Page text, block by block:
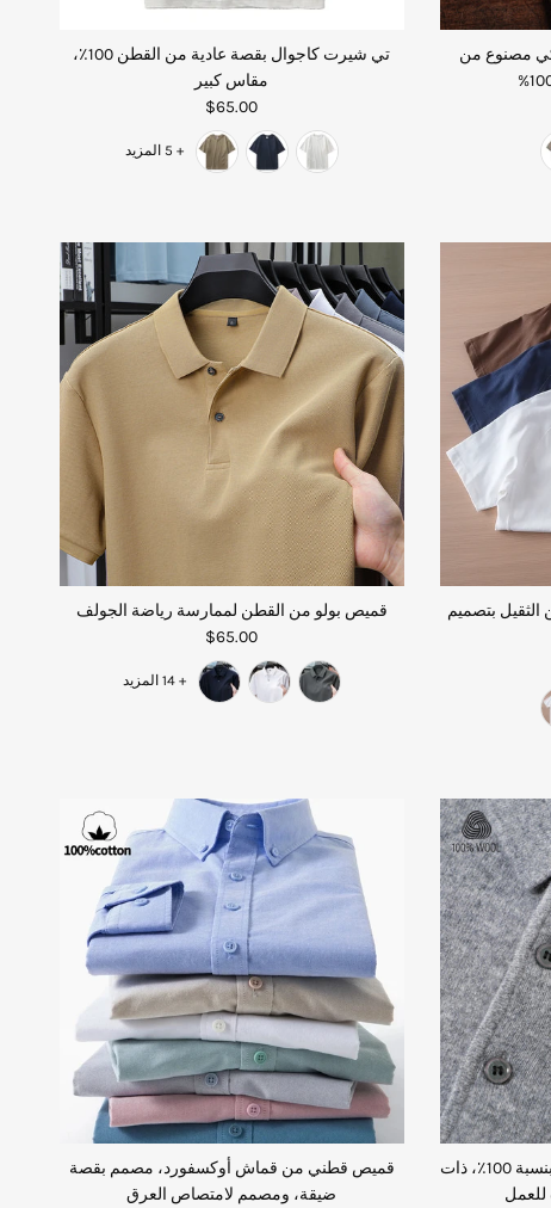
مصنوع من
تي شيرت كاجوال بقصة عادية من القطن 100٪،
مقاس كبير
$65.00
+ 5 المزيد
بتصميم
قميص بولو من القطن لممارسة رياضة الجولف
$65.00
+ 14 المزيد
بلوزة بولو قابلة للتمدد من الصوف بنسبة 100٪، ذات
قميص قطني من قماش أوكسفورد، مصمم بقصة
ضيقة، ومصمم لامتصاص العرق